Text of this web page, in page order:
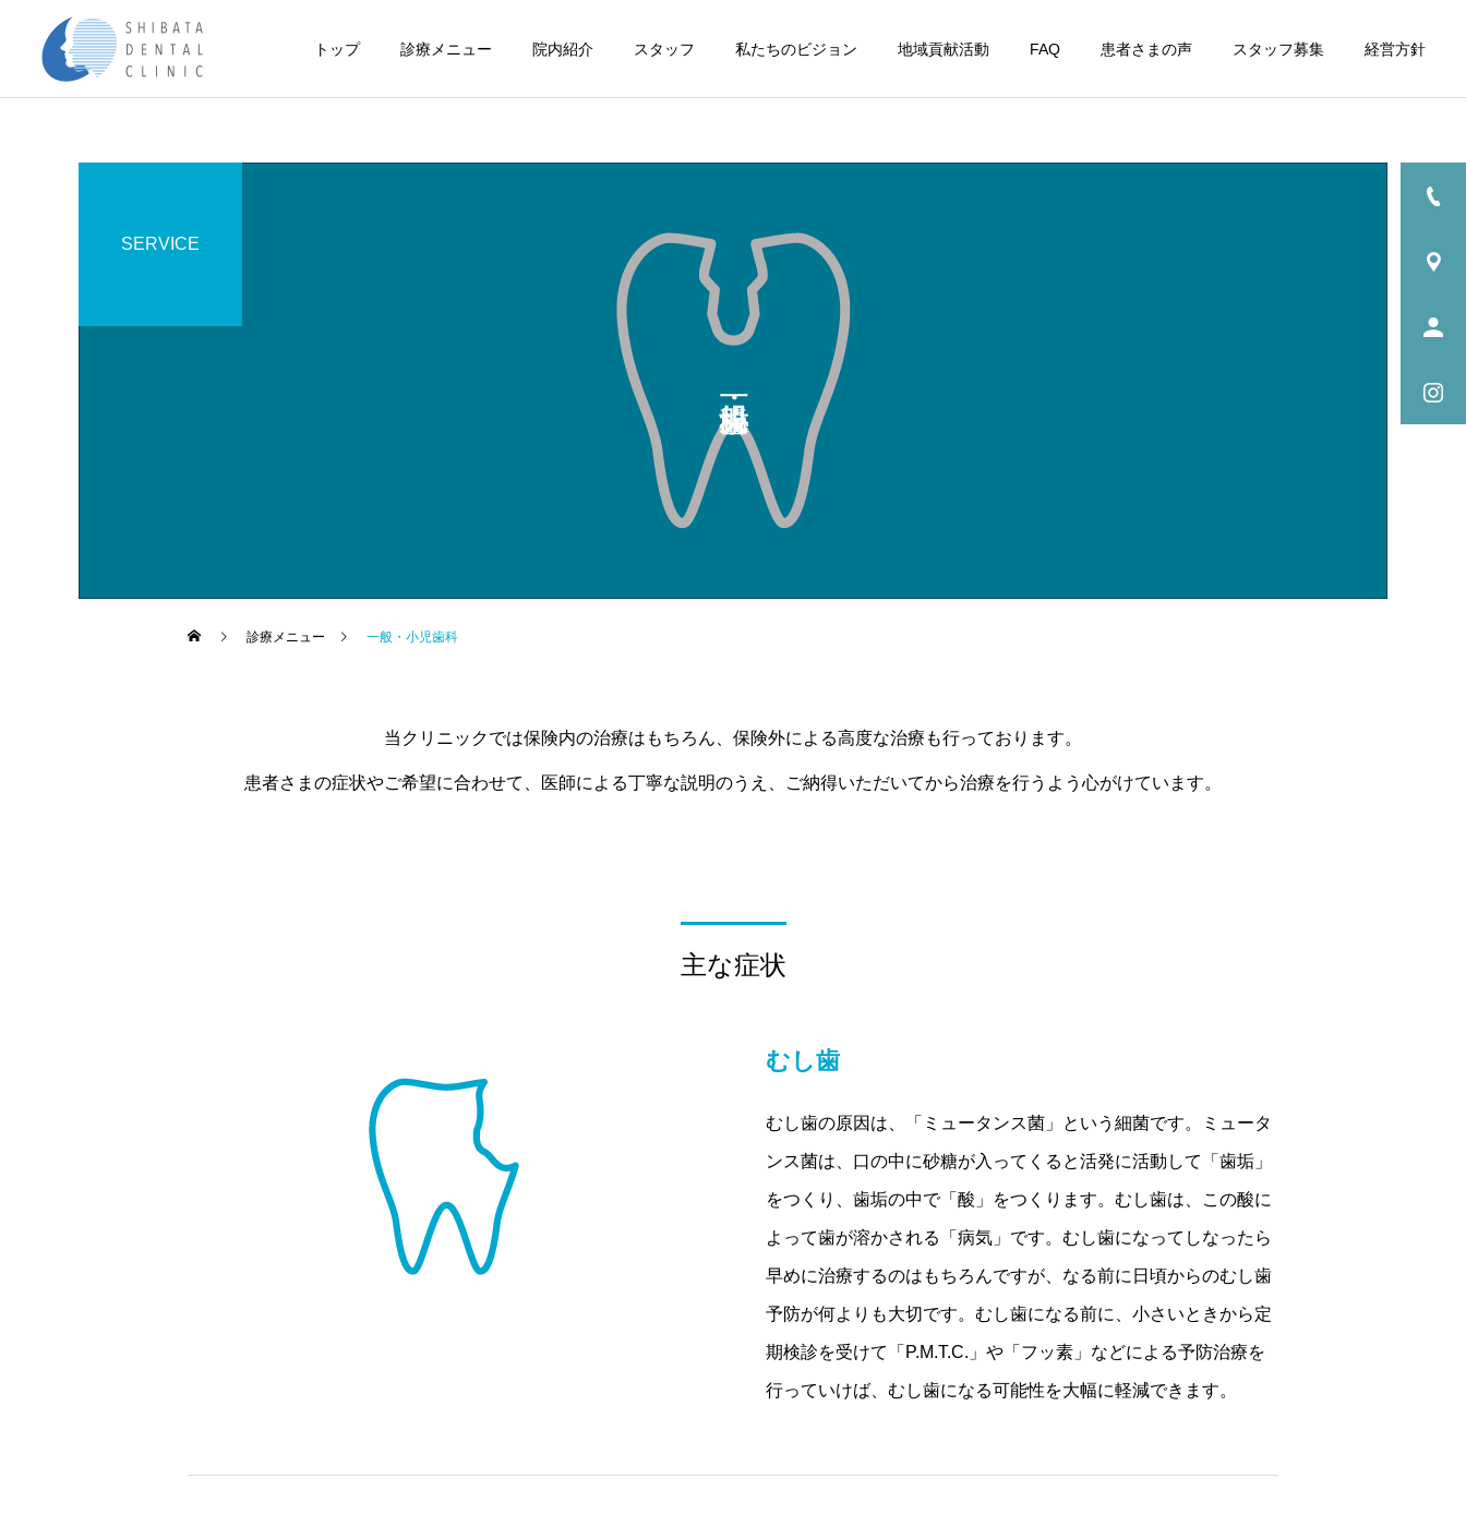
トップ 診療メニュー 院内紹介 スタッフ 私たちのビジョン 地域貢献活動 FAQ 患者さまの声 スタッフ募集 経営方針
一覧
矯正歯科
SERVICE
診療メニュー 一般・小児歯科
当クリニックでは保険内の治療はもちろん、保険外による高度な治療も行っております。
患者さまの症状やご希望に合わせて、医師による丁寧な説明のうえ、ご納得いただいてから治療を行うよう心がけています。
主な症状
むし歯
むし歯の原因は、「ミュータンス菌」という細菌です。ミュータ
ンス菌は、口の中に砂糖が入ってくると活発に活動して「歯垢」
をつくり、歯垢の中で「酸」をつくります。むし歯は、この酸に
よって歯が溶かされる「病気」です。むし歯になってしなったら
早めに治療するのはもちろんですが、なる前に日頃からのむし歯
予防が何よりも大切です。むし歯になる前に、小さいときから定
期検診を受けて「P.M.T.C.」や「フッ素」などによる予防治療を
行っていけば、むし歯になる可能性を大幅に軽減できます。